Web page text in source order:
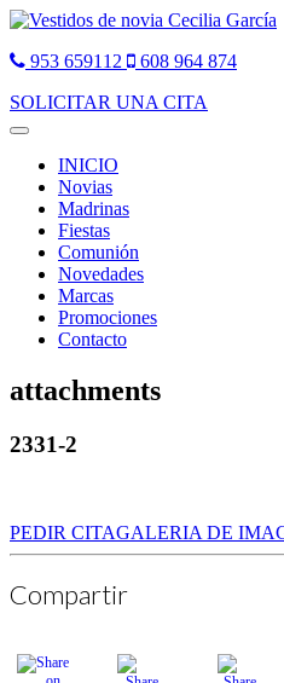
953 659112
608 964 874
SOLICITAR UNA CITA
Toggle
navigationINICIO
Novias
Madrinas
Fiestas
Comunión
Novedades
Marcas
Promociones
Contacto
attachments
2331-2
PEDIR CITAGALERIA DE
Compartir